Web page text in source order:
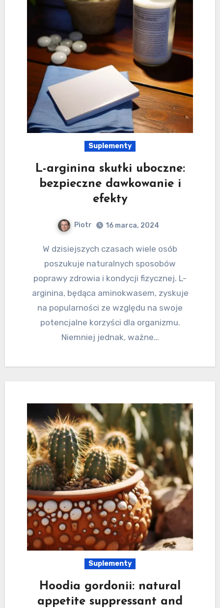
Suplementy
L-arginina skutki uboczne:
bezpieczne dawkowanie i
efekty
Piotr 16 marca, 2024
W dzisiejszych czasach wiele osób
poszukuje naturalnych sposobów
poprawy zdrowia i kondycji fizycznej. L-
arginina, będąca aminokwasem, zyskuje
na popularności ze względu na swoje
potencjalne korzyści dla organizmu.
Niemniej jednak, ważne…
Suplementy
Hoodia gordonii: natural
appetite suppressant and